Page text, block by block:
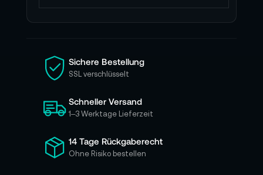
d
i
e
s
c
h
ü
r
u
Sichere Bestellung
SSL verschlüsselt
Schneller Versand
1–3 Werktage Lieferzeit
14 Tage Rückgaberecht
Ohne Risiko bestellen